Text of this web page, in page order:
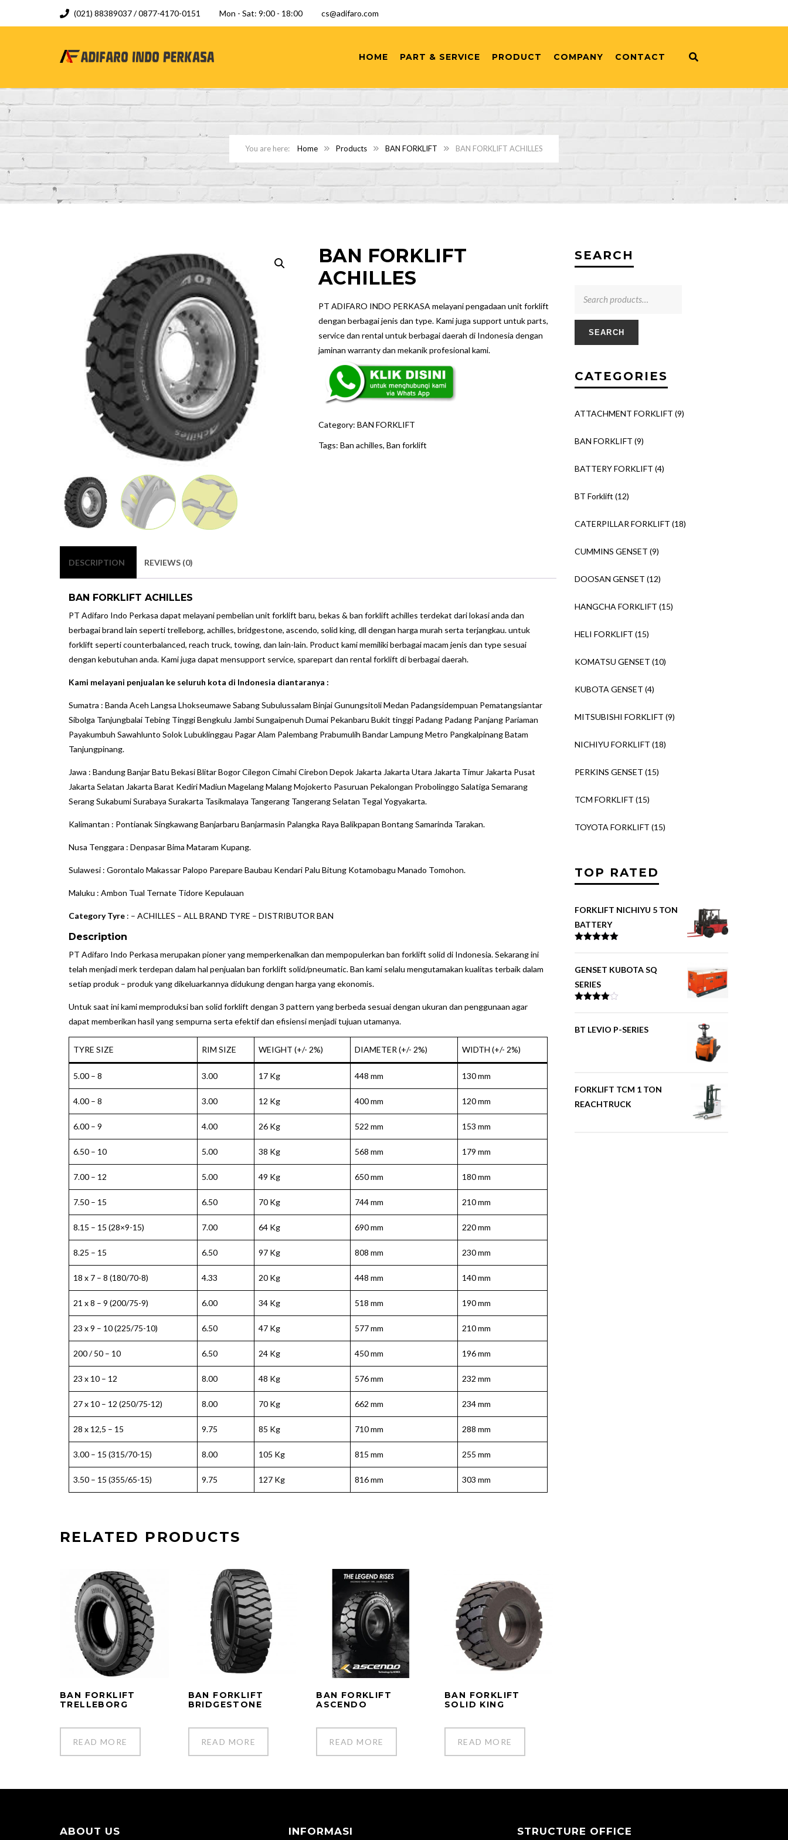
(021) 88389037 / 0877-4170-0151 Mon - Sat: 9:00 - 18:00 cs@adifaro.com
HOME PART & SERVICE PRODUCT COMPANY CONTACT
Home Products BAN FORKLIFT BAN FORKLIFT ACHILLES
BAN FORKLIFT
ACHILLES
PT ADIFARO INDO PERKASA melayani pengadaan unit forklift
dengan berbagai jenis dan type. Kami juga support untuk parts,
service dan rental untuk berbagai daerah di Indonesia dengan
jaminan warranty dan mekanik profesional kami.
Category: BAN FORKLIFT
Tags: Ban achilles, Ban forklift
DESCRIPTION REVIEWS (0)
BAN FORKLIFT ACHILLES
PT Adifaro Indo Perkasa dapat melayani pembelian unit forklift baru, bekas & ban forklift achilles terdekat dari lokasi anda dan
berbagai brand lain seperti trelleborg, achilles, bridgestone, ascendo, solid king, dll dengan harga murah serta terjangkau. untuk
forklift seperti counterbalanced, reach truck, towing, dan lain-lain. Product kami memiliki berbagai macam jenis dan type sesuai
dengan kebutuhan anda. Kami juga dapat mensupport service, sparepart dan rental forklift di berbagai daerah.
Kami melayani penjualan ke seluruh kota di Indonesia diantaranya :
Sumatra : Banda Aceh Langsa Lhokseumawe Sabang Subulussalam Binjai Gunungsitoli Medan Padangsidempuan Pematangsiantar
Sibolga Tanjungbalai Tebing Tinggi Bengkulu Jambi Sungaipenuh Dumai Pekanbaru Bukit tinggi Padang Padang Panjang Pariaman
Payakumbuh Sawahlunto Solok Lubuklinggau Pagar Alam Palembang Prabumulih Bandar Lampung Metro Pangkalpinang Batam
Tanjungpinang.
Jawa : Bandung Banjar Batu Bekasi Blitar Bogor Cilegon Cimahi Cirebon Depok Jakarta Jakarta Utara Jakarta Timur Jakarta Pusat
Jakarta Selatan Jakarta Barat Kediri Madiun Magelang Malang Mojokerto Pasuruan Pekalongan Probolinggo Salatiga Semarang
Serang Sukabumi Surabaya Surakarta Tasikmalaya Tangerang Tangerang Selatan Tegal Yogyakarta.
Kalimantan : Pontianak Singkawang Banjarbaru Banjarmasin Palangka Raya Balikpapan Bontang Samarinda Tarakan.
Nusa Tenggara : Denpasar Bima Mataram Kupang.
Sulawesi : Gorontalo Makassar Palopo Parepare Baubau Kendari Palu Bitung Kotamobagu Manado Tomohon.
Maluku : Ambon Tual Ternate Tidore Kepulauan
Category Tyre : – ACHILLES – ALL BRAND TYRE – DISTRIBUTOR BAN
Description
PT Adifaro Indo Perkasa merupakan pioner yang memperkenalkan dan mempopulerkan ban forklift solid di Indonesia. Sekarang ini
telah menjadi merk terdepan dalam hal penjualan ban forklift solid/pneumatic. Ban kami selalu mengutamakan kualitas terbaik dalam
setiap produk – produk yang dikeluarkannya didukung dengan harga yang ekonomis.
Untuk saat ini kami memproduksi ban solid forklift dengan 3 pattern yang berbeda sesuai dengan ukuran dan penggunaan agar
dapat memberikan hasil yang sempurna serta efektif dan efisiensi menjadi tujuan utamanya.
TYRE SIZE RIM SIZE WEIGHT (+/- 2%) DIAMETER (+/- 2%) WIDTH (+/- 2%)
5.00 – 8 3.00 17 Kg 448 mm 130 mm
4.00 – 8 3.00 12 Kg 400 mm 120 mm
6.00 – 9 4.00 26 Kg 522 mm 153 mm
6.50 – 10 5.00 38 Kg 568 mm 179 mm
7.00 – 12 5.00 49 Kg 650 mm 180 mm
7.50 – 15 6.50 70 Kg 744 mm 210 mm
8.15 – 15 (28×9-15) 7.00 64 Kg 690 mm 220 mm
8.25 – 15 6.50 97 Kg 808 mm 230 mm
18 x 7 – 8 (180/70-8) 4.33 20 Kg 448 mm 140 mm
21 x 8 – 9 (200/75-9) 6.00 34 Kg 518 mm 190 mm
23 x 9 – 10 (225/75-10) 6.50 47 Kg 577 mm 210 mm
200 / 50 – 10 6.50 24 Kg 450 mm 196 mm
23 x 10 – 12 8.00 48 Kg 576 mm 232 mm
27 x 10 – 12 (250/75-12) 8.00 70 Kg 662 mm 234 mm
28 x 12,5 – 15 9.75 85 Kg 710 mm 288 mm
3.00 – 15 (315/70-15) 8.00 105 Kg 815 mm 255 mm
3.50 – 15 (355/65-15) 9.75 127 Kg 816 mm 303 mm
RELATED PRODUCTS
BAN FORKLIFT
TRELLEBORG
READ MORE
BAN FORKLIFT
BRIDGESTONE
READ MORE
BAN FORKLIFT
ASCENDO
READ MORE
BAN FORKLIFT
SOLID KING
READ MORE
SEARCH
SEARCH
CATEGORIES
ATTACHMENT FORKLIFT (9)
BAN FORKLIFT (9)
BATTERY FORKLIFT (4)
BT Forklift (12)
CATERPILLAR FORKLIFT (18)
CUMMINS GENSET (9)
DOOSAN GENSET (12)
HANGCHA FORKLIFT (15)
HELI FORKLIFT (15)
KOMATSU GENSET (10)
KUBOTA GENSET (4)
MITSUBISHI FORKLIFT (9)
NICHIYU FORKLIFT (18)
PERKINS GENSET (15)
TCM FORKLIFT (15)
TOYOTA FORKLIFT (15)
TOP RATED
FORKLIFT NICHIYU 5 TON
BATTERY
GENSET KUBOTA SQ
SERIES
BT LEVIO P-SERIES
FORKLIFT TCM 1 TON
REACHTRUCK
ABOUT US INFORMASI STRUCTURE OFFICE